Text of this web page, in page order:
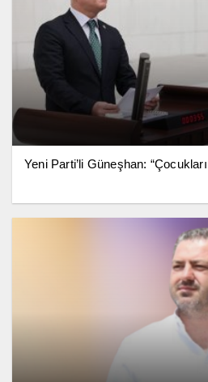
Yeni Parti’li Güneşhan: